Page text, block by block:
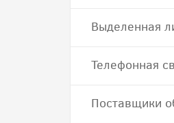
Выделенная
Телефонная
Поставщики